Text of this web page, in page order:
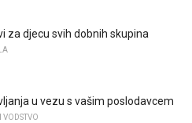
za djecu svih dobnih skupina
u vezu s vašim poslodavcem